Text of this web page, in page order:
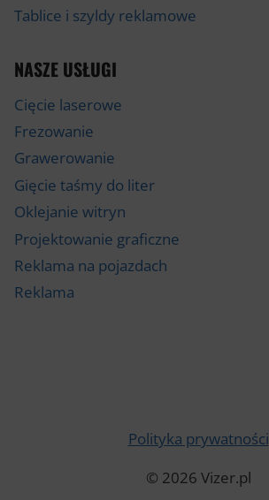
Tablice i szyldy reklamowe
NASZE USŁUGI
Cięcie laserowe
Frezowanie
Grawerowanie
Gięcie taśmy do liter
Oklejanie witryn
Projektowanie graficzne
Reklama na pojazdach
Reklama
Polityka prywatności
© 2026 Vizer.pl